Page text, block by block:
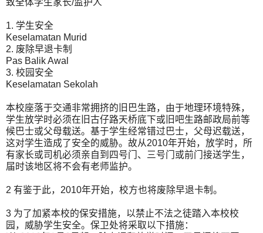
致全体学生家长/监护人
1. 学生安全
Keselamatan Murid
2. 废除早退卡制
Pas Balik Awal
3. 校园安全
Keselamatan Sekolah
本校座落于交通非常拥挤的旧巴生路，由于地理环境特殊，
学生放学时必须在旧古仔路天桥底下或旧吧生路邮政局前等
候巴士或父母载送。基于学生经常错过巴士，父母迟载送，
这对学生造成了安全的威胁。故从2010年开始，放学时，所
有家长或司机必须亲自到四号门、三号门或前门接送学生，
届时该地区将不会有老师监护。
2 有鉴于此，2010年开始，校方也将废除早退卡制。
3 为了加紧本校的保安措施，以禁止不法之徒踏入本校校
园，威胁学生安全。保卫处将采取以下措施：